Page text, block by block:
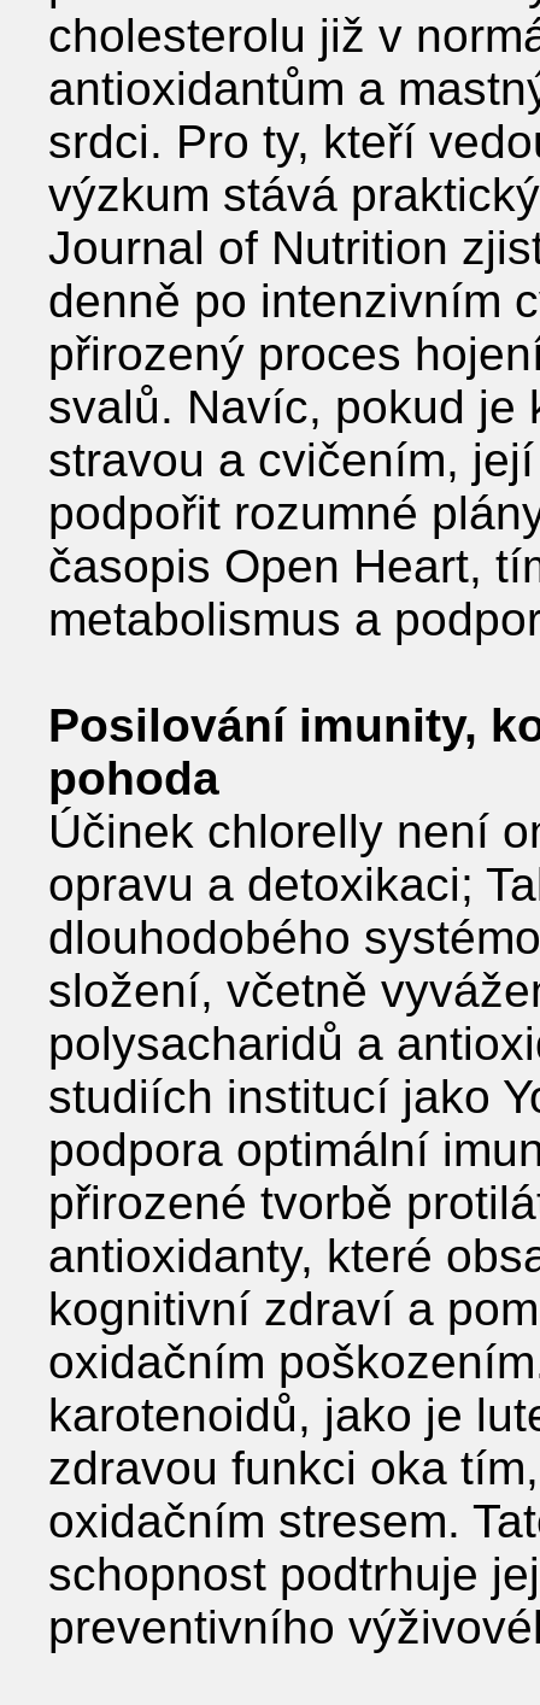
cholesterolu již v
antioxidantům a
srdci. Pro ty, kteří
výzkum stává
Journal of Nutrition
denně po intenzivním
přirozený proces
svalů. Navíc, pokud je
stravou a cvičením,
podpořit rozumné
časopis Open Heart,
metabolismus a
Posilování imunity,
pohoda
Účinek chlorelly není
opravu a detoxikaci;
dlouhodobého
složení, včetně
polysacharidů a
studiích institucí jako
podpora optimální
přirozené tvorbě
antioxidanty, které
kognitivní zdraví a
oxidačním
karotenoidů, jako je
zdravou funkci oka
oxidačním stresem.
schopnost podtrhuje
preventivního